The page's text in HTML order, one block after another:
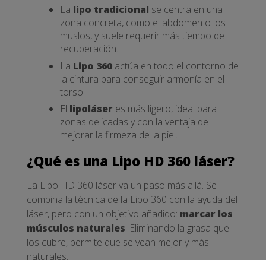
La lipo tradicional se centra en una
zona concreta, como el abdomen o los
muslos, y suele requerir más tiempo de
recuperación.
La Lipo 360 actúa en todo el contorno de
la cintura para conseguir armonía en el
torso.
El lipoláser es más ligero, ideal para
zonas delicadas y con la ventaja de
mejorar la firmeza de la piel.
¿Qué es una Lipo HD 360 láser?
La Lipo HD 360 láser va un paso más allá. Se
combina la técnica de la Lipo 360 con la ayuda del
láser, pero con un objetivo añadido: marcar los
músculos naturales. Eliminando la grasa que
los cubre, permite que se vean mejor y más
naturales.